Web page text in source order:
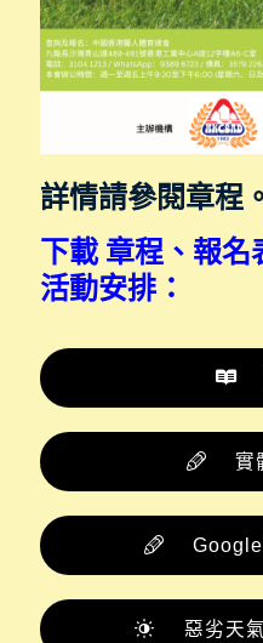
詳情請參閱章程。
下載 章程、報名
活動安排 ：
實
惡劣天